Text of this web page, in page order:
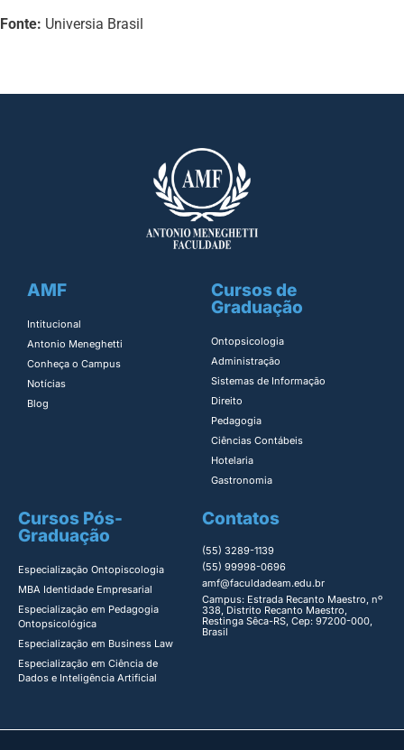
Fonte: Universia Brasil
AMF
Intitucional
Antonio Meneghetti
Conheça o Campus
Notícias
Blog
Cursos de
Graduação
Ontopsicologia ​
Administração​
Sistemas de Informação​
Direito​
Pedagogia
Ciências Contábeis
Hotelaria
Gastronomia
Cursos Pós-
Graduação
Especialização Ontopiscologia ​
MBA Identidade Empresarial​
Especialização em Pedagogia
Ontopsicológica​
Especialização em Business Law
Especialização em Ciência de
Dados e Inteligência Artificial
Contatos
(55) 3289-1139
(55) 99998-0696
amf@faculdadeam.edu.br
Campus: Estrada Recanto Maestro, nº
338, Distrito Recanto Maestro,
Restinga Sêca-RS, Cep: 97200-000,
Brasil